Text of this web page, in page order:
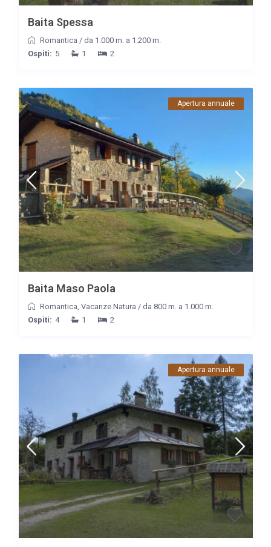
Baita Spessa
Romantica / da 1.000 m. a 1.200 m.
Ospiti: 5 1 2
Apertura annuale
Baita Maso Paola
Romantica Vacanze Natura / da 800 m. a 1.000 m.
Ospiti: 4 1 2
Apertura annuale